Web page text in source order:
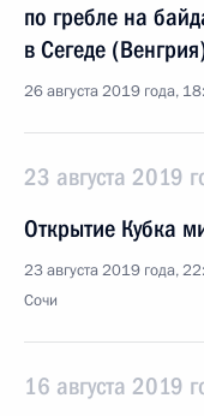
по гребле на
в Сегеде
26 августа 2019 года,
23 августа 2019
Открытие Кубка
23 августа 2019 года,
Сочи
16 августа 2019